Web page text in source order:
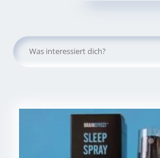
Suchen